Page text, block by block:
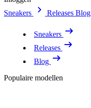
Sneakers
Releases Blog
Sneakers
Releases
Blog
Populaire modellen